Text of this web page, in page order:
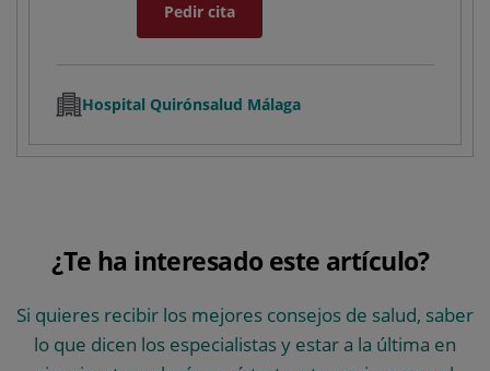
Pedir cita
Hospital Quirónsalud Málaga
¿Te ha interesado este artículo?
Si quieres recibir los mejores consejos de salud, saber
lo que dicen los especialistas y estar a la última en